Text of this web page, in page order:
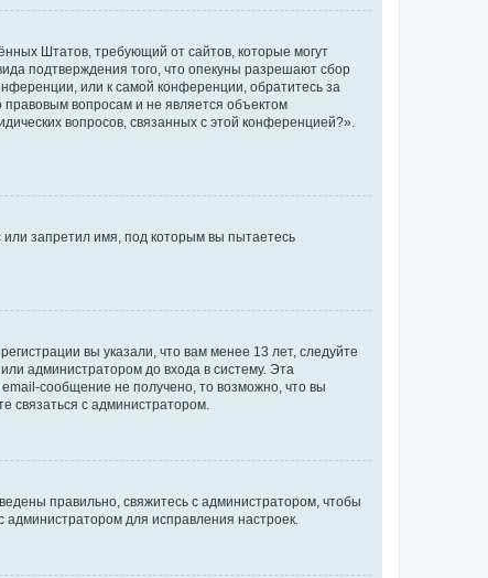
Штатов, требующий от сайтов, которые могут
подтверждения того, что опекуны разрешают сбор
или к самой конференции, обратитесь за
вопросам и не является объектом
вопросов, связанных с этой конференцией?».
запретил имя, под которым вы пытаетесь
вы указали, что вам менее 13 лет, следуйте
администратором до входа в систему. Эта
сообщение не получено, то возможно, что вы
связаться с администратором.
правильно, свяжитесь с администратором, чтобы
для исправления настроек.